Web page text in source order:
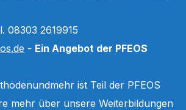
08303 2619915
- Ein Angebot der PFEOS
ist Teil der PFEOS
mehr über unsere Weiterbildungen